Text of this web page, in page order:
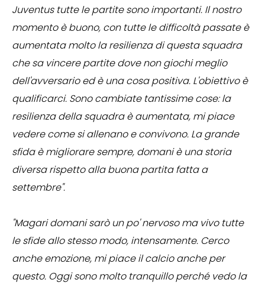
Juventus tutte le partite sono importanti. Il nostro
momento è buono, con tutte le difficoltà passate è
aumentata molto la resilienza di questa squadra
che sa vincere partite dove non giochi meglio
dell'avversario ed è una cosa positiva. L'obiettivo è
qualificarci. Sono cambiate tantissime cose: la
resilienza della squadra è aumentata, mi piace
vedere come si allenano e convivono. La grande
sfida è migliorare sempre, domani è una storia
diversa rispetto alla buona partita fatta a
settembre".
"Magari domani sarò un po' nervoso ma vivo tutte
le sfide allo stesso modo, intensamente. Cerco
anche emozione, mi piace il calcio anche per
questo. Oggi sono molto tranquillo perché vedo la